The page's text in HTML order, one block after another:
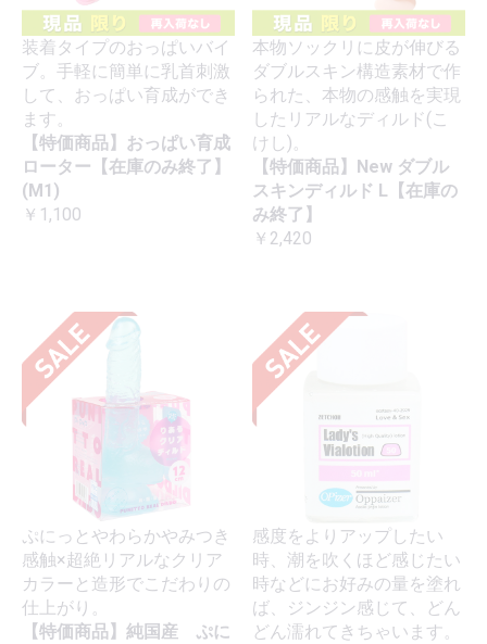
装着タイプのおっぱいバイ
ブ。手軽に簡単に乳首刺激
して、おっぱい育成ができ
ます。
【特価商品】おっぱい育成
ローター【在庫のみ終了】
(M1)
￥1,100
本物ソックリに皮が伸びる
ダブルスキン構造素材で作
られた、本物の感触を実現
したリアルなディルド(こ
けし)。
【特価商品】New ダブル
スキンディルド L【在庫の
み終了】
￥2,420
ぷにっとやわらかやみつき
感触×超絶リアルなクリア
カラーと造形でこだわりの
仕上がり。
【特価商品】純国産 ぷに
感度をよりアップしたい
時、潮を吹くほど感じたい
時などにお好みの量を塗れ
ば、ジンジン感じて、どん
どん濡れてきちゃいます。